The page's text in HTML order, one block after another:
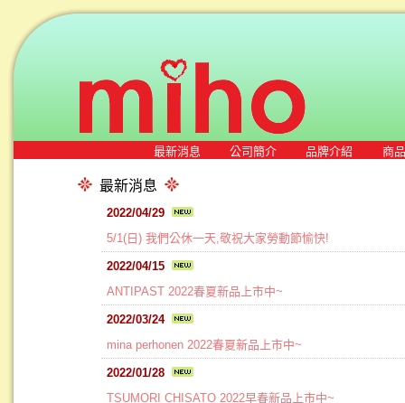
最新消息 公司簡介 品牌介紹 商
最新消息
2022/04/29
5/1(日) 我們公休一天,敬祝大家勞動節愉快!
2022/04/15
ANTIPAST 2022春夏新品上市中~
2022/03/24
mina perhonen 2022春夏新品上市中~
2022/01/28
TSUMORI CHISATO 2022早春新品上市中~